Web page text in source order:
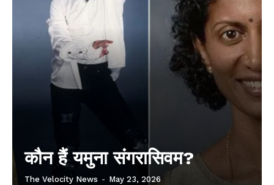
कौन हैं यमुना संगरासिवम?
The Velocity News - May 23, 2026